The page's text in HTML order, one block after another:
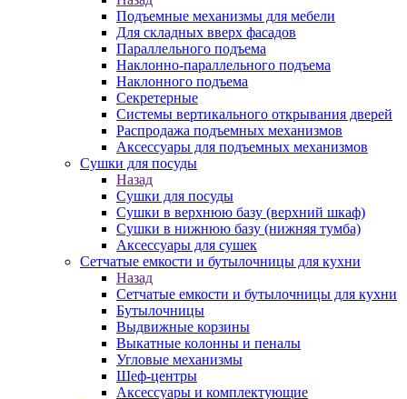
Подъемные механизмы для мебели
Для складных вверх фасадов
Параллельного подъема
Наклонно-параллельного подъема
Наклонного подъема
Секретерные
Системы вертикального открывания дверей
Распродажа подъемных механизмов
Аксессуары для подъемных механизмов
Сушки для посуды
Назад
Сушки для посуды
Сушки в верхнюю базу (верхний шкаф)
Сушки в нижнюю базу (нижняя тумба)
Аксессуары для сушек
Сетчатые емкости и бутылочницы для кухни
Назад
Сетчатые емкости и бутылочницы для кухни
Бутылочницы
Выдвижные корзины
Выкатные колонны и пеналы
Угловые механизмы
Шеф-центры
Аксессуары и комплектующие